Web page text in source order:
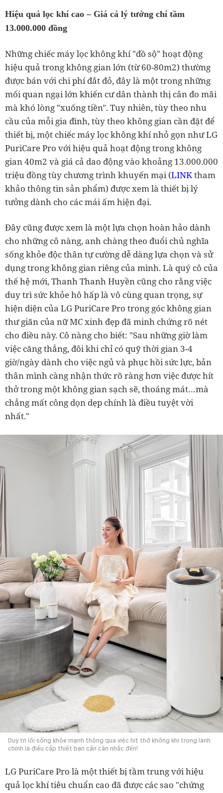
Hiệu quả lọc khí cao – Giá cả lý tưởng chỉ tầm
13.000.000 đồng
Những chiếc máy lọc không khí "đồ sộ" hoạt động
hiệu quả trong không gian lớn (từ 60-80m2) thường
được bán với chi phí đắt đỏ, đây là một trong những
mối quan ngại lớn khiến cư dân thành thị cân đo mãi
mà khó lòng "xuống tiền". Tuy nhiên, tùy theo nhu
cầu của mỗi gia đình, tùy theo không gian cần đặt để
thiết bị, một chiếc máy lọc không khí nhỏ gọn như LG
PuriCare Pro với hiệu quả hoạt động trong không
gian 40m2 và giá cả dao động vào khoảng 13.000.000
triệu đồng tùy chương trình khuyến mại (LINKtham
khảo thông tin sản phẩm) được xem là thiết bị lý
tưởng dành cho các mái ấm hiện đại.
Đây cũng được xem là một lựa chọn hoàn hảo dành
cho những cô nàng, anh chàng theo đuổi chủ nghĩa
sống khỏe độc thân tự cường dễ dàng lựa chọn và sử
dụng trong không gian riêng của mình. Là quý cô của
thế hệ mới, Thanh Thanh Huyền cũng cho rằng việc
duy trì sức khỏe hô hấp là vô cùng quan trọng, sự
hiện diện của LG PuriCare Pro trong góc không gian
thư giãn của nữ MC xinh đẹp đã minh chứng rõ nét
cho điều này. Cô nàng cho biết: "Sau những giờ làm
việc căng thẳng, đôi khi chỉ có quỹ thời gian 3-4
giờ/ngày dành cho việc ngủ và phục hồi sức lực, bản
thân mình càng nhận thức rõ ràng hơn việc được hít
thở trong một không gian sạch sẽ, thoáng mát…mà
chẳng mất công dọn dẹp chính là điều tuyệt vời
nhất."
Duy trì lối sống khỏe mạnh thông qua việc hít thở không khí trong lành
chính là điều cấp thiết bạn cần cân nhắc đến!
LG PuriCare Pro là một thiết bị tầm trung với hiệu
quả lọc khí tiêu chuẩn cao đã được các sao "chứng